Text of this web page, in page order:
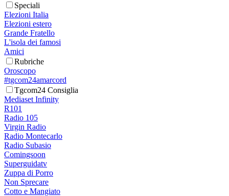
Speciali
Elezioni Italia
Elezioni estero
Grande Fratello
L'isola dei famosi
Amici
Rubriche
Oroscopo
#tgcom24amarcord
Tgcom24 Consiglia
Mediaset Infinity
R101
Radio 105
Virgin Radio
Radio Montecarlo
Radio Subasio
Comingsoon
Superguidatv
Zuppa di Porro
Non Sprecare
Cotto e Mangiato